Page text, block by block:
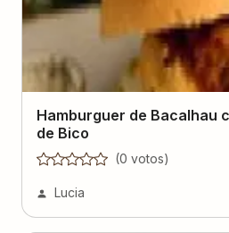
Hamburguer de Bacalhau
de Bico
(0 votos)
Lucia